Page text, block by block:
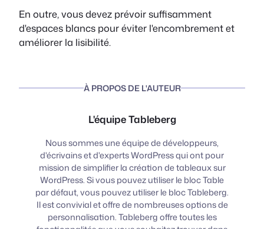
En outre, vous devez prévoir suffisamment
d'espaces blancs pour éviter l'encombrement et
améliorer la lisibilité.
À PROPOS DE L'AUTEUR
L'équipe Tableberg
Nous sommes une équipe de développeurs,
d'écrivains et d'experts WordPress qui ont pour
mission de simplifier la création de tableaux sur
WordPress. Si vous pouvez utiliser le bloc Table
par défaut, vous pouvez utiliser le bloc Tableberg.
Il est convivial et offre de nombreuses options de
personnalisation. Tableberg offre toutes les